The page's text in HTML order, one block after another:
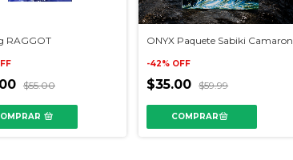
RAGGOT
$55.00
ONYX Paquete Sabiki Camaron
-42% OFF
$35.00 $59.99